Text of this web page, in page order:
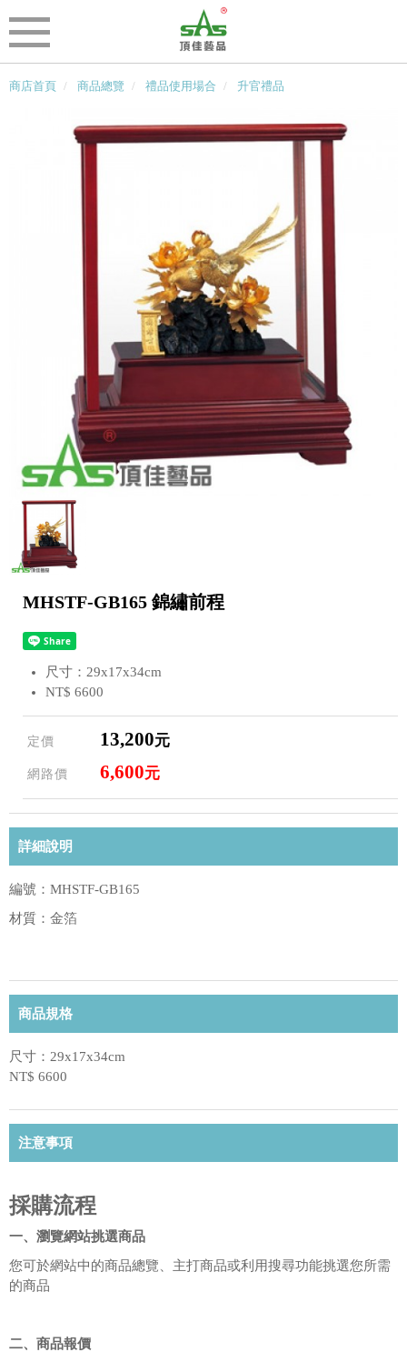
商店首頁 商品總覽 禮品使用場合 升官禮品
MHSTF-GB165 錦繡前程
尺寸：29x17x34cm
NT$ 6600
定價 13,200元
網路價 6,600元
詳細說明
編號：MHSTF-GB165
材質：金箔
商品規格
尺寸：29x17x34cm
NT$ 6600
注意事項
採購流程
一、瀏覽網站挑選商品
您可於網站中的商品總覽、主打商品或利用搜尋功能挑選您所需
的商品
二、商品報價